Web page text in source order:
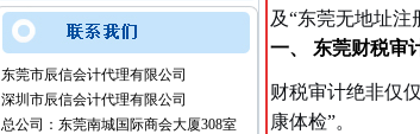
东莞市辰信会计代理有限公司
深圳市辰信会计代理有限公司
总公司：东莞南城国际商会大厦308室
及“东莞无地址注
一、 东莞财税审
财税审计绝非仅
康体检”。